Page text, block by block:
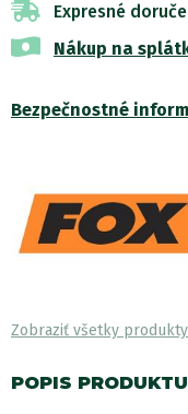
Expresné
Nákup na
Bezpečnostné
Zobraziť všetky
POPIS PRODUKTU